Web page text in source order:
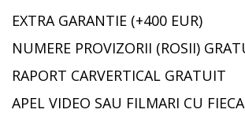
EXTRA GARANTIE (+400 EUR)
NUMERE PROVIZORII (ROSII)
RAPORT CARVERTICAL GRATUIT
APEL VIDEO SAU FILMARI CU